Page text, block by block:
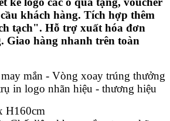
khách hàng. Tích hợp thêm
tạch". Hỗ trợ xuất hóa đơn
Giao hàng nhanh trên toàn
mắn - Vòng xoay trúng thưởng
in logo nhãn hiệu - thương hiệu
H160cm